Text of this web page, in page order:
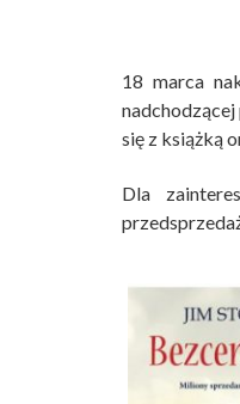
18 marca
się z książką
Dla